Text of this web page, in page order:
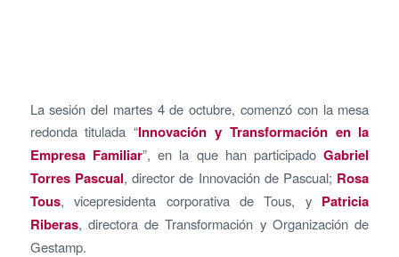
La sesión del martes 4 de octubre, comenzó con la mesa
redonda titulada “Innovación y Transformación en la
Empresa Familiar”, en la que han participadoGabriel
Torres Pascual, director de Innovación de Pascual; Rosa
Tous, vicepresidenta corporativa de Tous, y Patricia
Riberas, directora de Transformación y Organización de
Gestamp.